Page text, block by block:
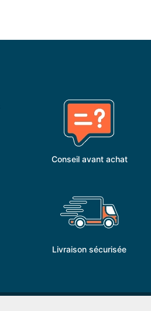
Conseil avant achat
Livraison sécurisée